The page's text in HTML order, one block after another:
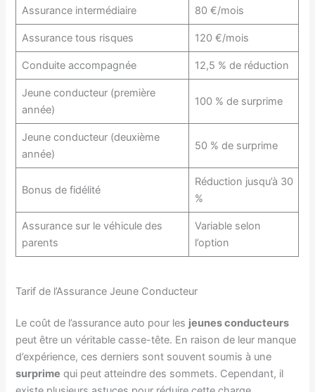
Assurance intermédiaire 80 €/mois
Assurance tous risques 120 €/mois
Conduite accompagnée 12,5 % de réduction
Jeune conducteur (première
année)
100 % de surprime
Jeune conducteur (deuxième
année)
50 % de surprime
Bonus de fidélité
Réduction jusqu’à 30
%
Assurance sur le véhicule des
parents
Variable selon
l’option
Tarif de l’Assurance Jeune Conducteur
Le coût de l’assurance auto pour les jeunes conducteurs
peut être un véritable casse-tête. En raison de leur manque
d’expérience, ces derniers sont souvent soumis à une
surprime qui peut atteindre des sommets. Cependant, il